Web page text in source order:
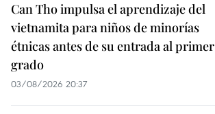
Can Tho impulsa el aprendizaje del
vietnamita para niños de minorías
étnicas antes de su entrada al primer
grado
03/08/2026 20:37